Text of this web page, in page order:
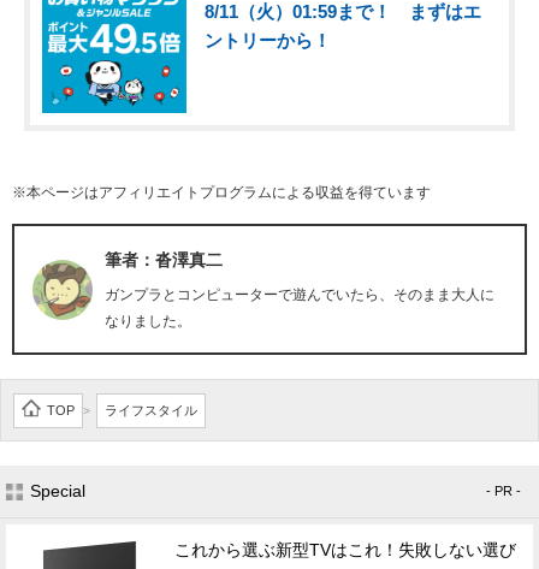
8/11（火）01:59まで！ まずはエ
ントリーから！
※本ページはアフィリエイトプログラムによる収益を得ています
筆者：沓澤真二
ガンプラとコンピューターで遊んでいたら、そのまま大人に
なりました。
TOP > ライフスタイル
Special - PR -
これから選ぶ新型TVはこれ！失敗しない選び